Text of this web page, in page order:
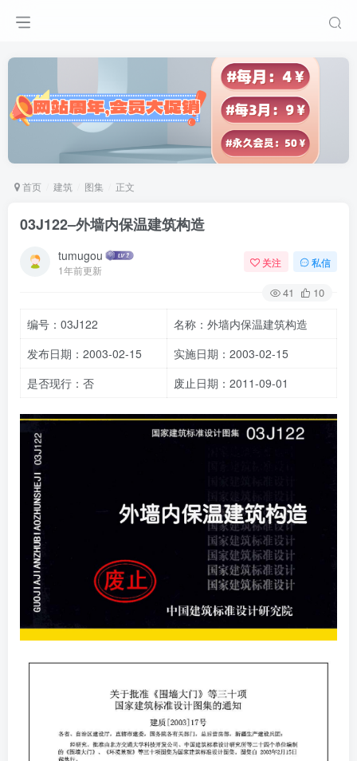
首页 建筑 图集 正文
03J122–外墙内保温建筑构造
tumugou
1年前更新
关注 私信
41 10
编号：03J122
名称：外墙内保温建筑构造
发布日期：2003-02-15
实施日期：2003-02-15
是否现行：否
废止日期：2011-09-01